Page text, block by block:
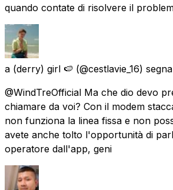
quando contate di risolvere il
a (derry) girl 🍉 (@cestlavie_16)
@WindTreOfficial Ma che dio devo
chiamare da voi? Con il modem
non funziona la linea fissa e non
avete anche tolto l'opportunità di
operatore dall'app, geni